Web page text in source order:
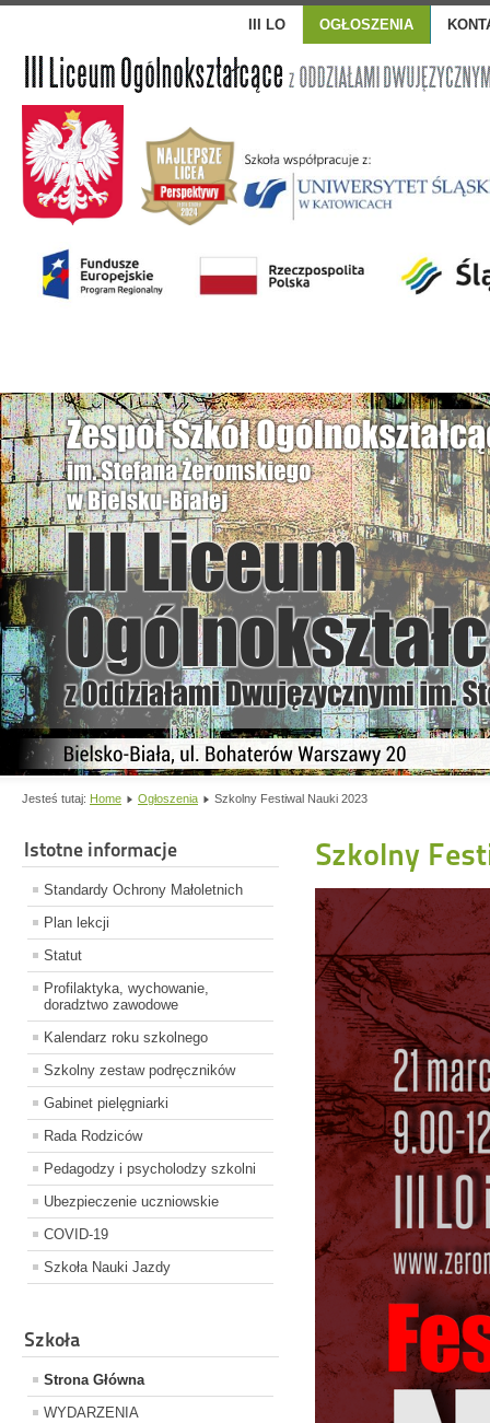
III LO OGŁOSZENIA
Jesteś tutaj: Home Ogłoszenia Szkolny Festiwal Nauki 2023
Istotne informacje
Standardy Ochrony Małoletnich
Plan lekcji
Statut
Profilaktyka, wychowanie,
doradztwo zawodowe
Kalendarz roku szkolnego
Szkolny zestaw podręczników
Gabinet pielęgniarki
Rada Rodziców
Pedagodzy i psycholodzy szkolni
Ubezpieczenie uczniowskie
COVID-19
Szkoła Nauki Jazdy
Szkoła
Strona Główna
WYDARZENIA
Szkolny